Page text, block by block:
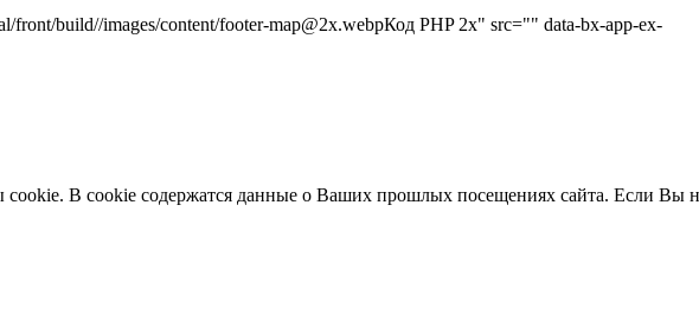
front/build//images/content/footer-map@2x.webpКод PHP2x" src="" data-bx-app-ex-
В cookie содержатся данные о Ваших прошлых посещениях сайта. Если Вы